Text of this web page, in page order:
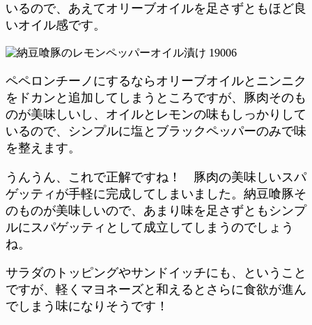
いるので、あえてオリーブオイルを足さずともほど良
いオイル感です。
ペペロンチーノにするならオリーブオイルとニンニク
をドカンと追加してしまうところですが、豚肉そのも
のが美味しいし、オイルとレモンの味もしっかりして
いるので、シンプルに塩とブラックペッパーのみで味
を整えます。
うんうん、これで正解ですね！ 豚肉の美味しいスパ
ゲッティが手軽に完成してしまいました。納豆喰豚そ
のものが美味しいので、あまり味を足さずともシンプ
ルにスパゲッティとして成立してしまうのでしょう
ね。
サラダのトッピングやサンドイッチにも、ということ
ですが、軽くマヨネーズと和えるとさらに食欲が進ん
でしまう味になりそうです！